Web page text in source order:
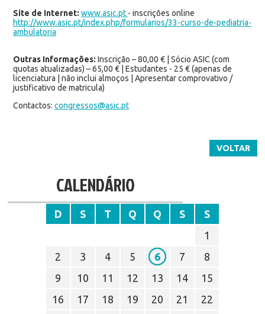
Site de Internet: www.asic.pt - inscrições online
http://www.asic.pt/index.php/formularios/33-curso-de-pediatria-
ambulatoria
Outras Informações: Inscrição – 80,00 € | Sócio ASIC (com
quotas atualizadas) – 65,00 € | Estudantes - 25 € (apenas de
licenciatura | não inclui almoços | Apresentar comprovativo /
justificativo de matricula)
Contactos: congressos@asic.pt
VOLTAR
CALENDÁRIO
D S T Q Q S
S
1
2
3 4 5 6 7
8
9
10 11 12 13 14
15
16
17 18 19 20 21
22